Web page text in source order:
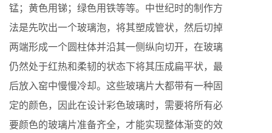
锰；黄色用锑；绿色用铁等等。中世纪时的制作方
法是先吹出一个玻璃泡，将其塑成管状，然后切掉
两端形成一个圆柱体并沿其一侧纵向切开，在玻璃
仍然处于红热和柔韧的状态下将其压成扁平状，最
后放入窑中慢慢冷却。这些玻璃片大都带有一种固
定的颜色，因此在设计彩色玻璃时，需要将所有必
要颜色的玻璃片准备齐全，才能实现整体渐变的效